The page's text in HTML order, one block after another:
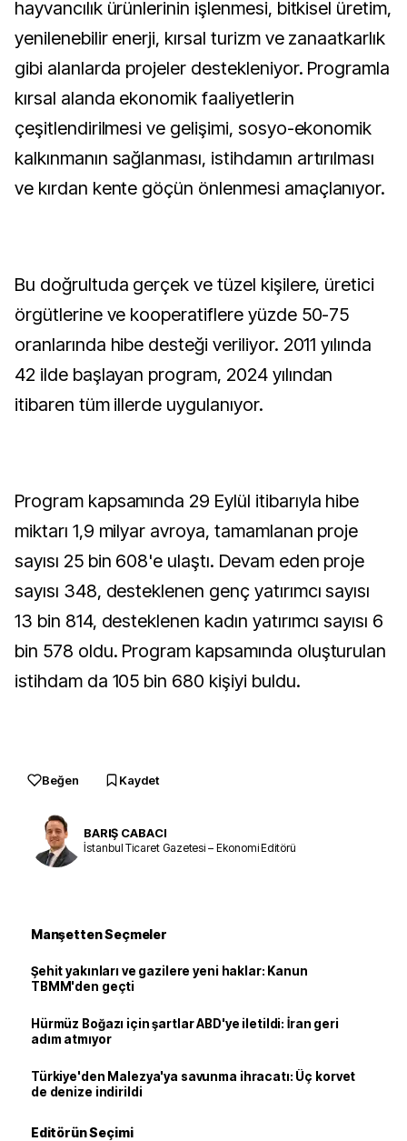
hayvancılık ürünlerinin işlenmesi, bitkisel üretim,
yenilenebilir enerji, kırsal turizm ve zanaatkarlık
gibi alanlarda projeler destekleniyor. Programla
kırsal alanda ekonomik faaliyetlerin
çeşitlendirilmesi ve gelişimi, sosyo-ekonomik
kalkınmanın sağlanması, istihdamın artırılması
ve kırdan kente göçün önlenmesi amaçlanıyor.
Bu doğrultuda gerçek ve tüzel kişilere, üretici
örgütlerine ve kooperatiflere yüzde 50-75
oranlarında hibe desteği veriliyor. 2011 yılında
42 ilde başlayan program, 2024 yılından
itibaren tüm illerde uygulanıyor.
Program kapsamında 29 Eylül itibarıyla hibe
miktarı 1,9 milyar avroya, tamamlanan proje
sayısı 25 bin 608'e ulaştı. Devam eden proje
sayısı 348, desteklenen genç yatırımcı sayısı
13 bin 814, desteklenen kadın yatırımcı sayısı 6
bin 578 oldu. Program kapsamında oluşturulan
istihdam da 105 bin 680 kişiyi buldu.
Beğen Kaydet
BARIŞ CABACI
İstanbul Ticaret Gazetesi – Ekonomi Editörü
Manşetten Seçmeler
Şehit yakınları ve gazilere yeni haklar: Kanun
TBMM'den geçti
Hürmüz Boğazı için şartlar ABD'ye iletildi: İran geri
adım atmıyor
Türkiye'den Malezya'ya savunma ihracatı: Üç korvet
de denize indirildi
Editörün Seçimi